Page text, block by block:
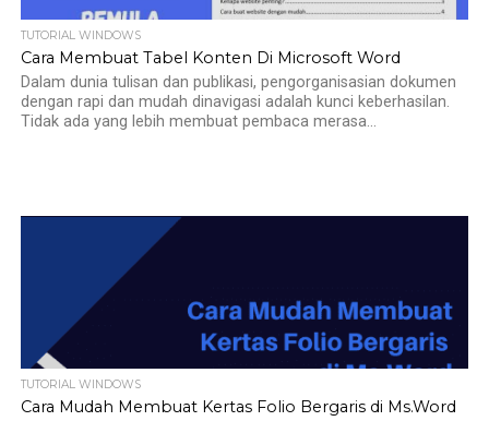
TUTORIAL WINDOWS
Cara Membuat Tabel Konten Di Microsoft Word
Dalam dunia tulisan dan publikasi, pengorganisasian dokumen
dengan rapi dan mudah dinavigasi adalah kunci keberhasilan.
Tidak ada yang lebih membuat pembaca merasa...
TUTORIAL WINDOWS
Cara Mudah Membuat Kertas Folio Bergaris di Ms.Word